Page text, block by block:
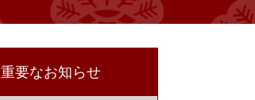
重要なお知らせ